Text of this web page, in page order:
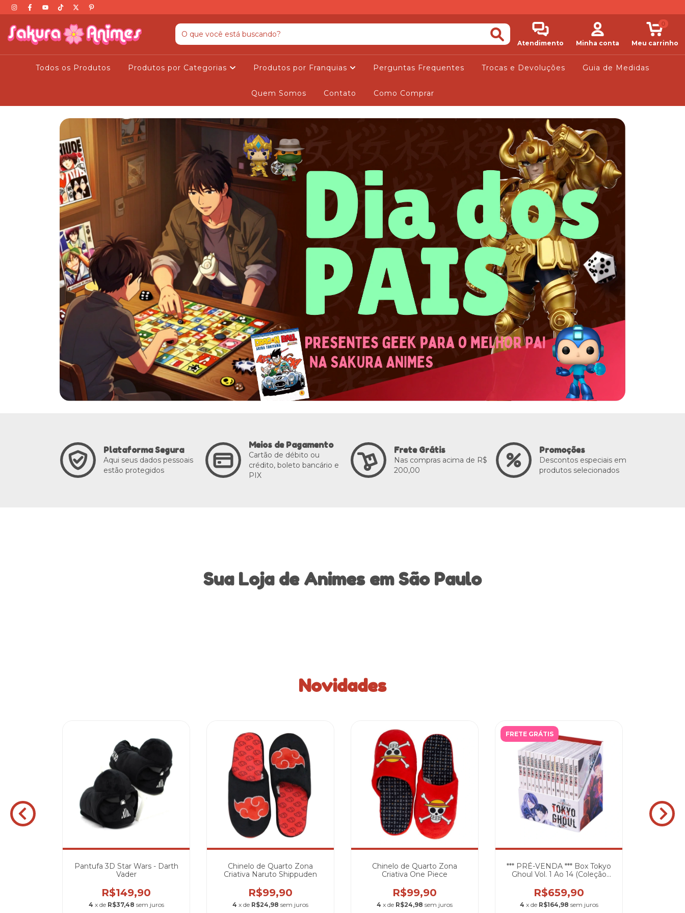
Atendimento Minha conta Meu carrinho
0
Todos os Produtos Produtos por Categorias Produtos por Franquias Perguntas Frequentes Trocas e Devoluções Guia de Medidas
Quem Somos Contato Como Comprar
Plataforma Segura
Aqui seus dados pessoais
estão protegidos
Meios de Pagamento
Cartão de débito ou
crédito, boleto bancário e
PIX
Frete Grátis
Nas compras acima de R$
200,00
Promoções
Descontos especiais em
produtos selecionados
Sua Loja de Animes em São Paulo
Novidades
Pantufa 3D Star Wars - Darth
Vader
R$149,90
4 x de R$37,48 sem juros
Chinelo de Quarto Zona
Criativa Naruto Shippuden
R$99,90
4 x de R$24,98 sem juros
Chinelo de Quarto Zona
Criativa One Piece
R$99,90
4 x de R$24,98 sem juros
FRETE GRÁTIS
*** PRÉ-VENDA *** Box Tokyo
Ghoul Vol. 1 Ao 14 (Coleção
R$659,90
4 x de R$164,98 sem juros